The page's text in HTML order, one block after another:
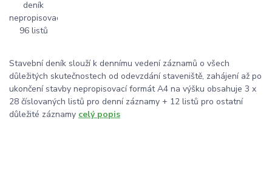
Stavební deník slouží k dennímu vedení záznamů o všech
důležitých skutečnostech od odevzdání staveniště, zahájení až po
ukončení stavby nepropisovací formát A4 na výšku obsahuje 3 x
28 číslovaných listů pro denní záznamy + 12 listů pro ostatní
důležité záznamy celý popis